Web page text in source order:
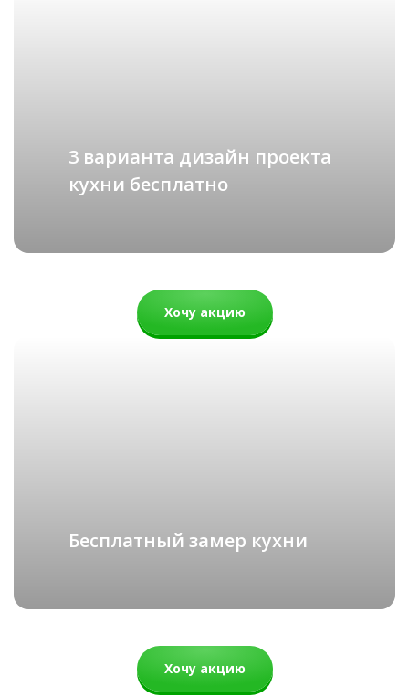
74 000 руб.
Рассчитать стоимость
3 варианта дизайн проекта
кухни бесплатно
Хочу акцию
Бесплатный замер кухни
Хочу акцию